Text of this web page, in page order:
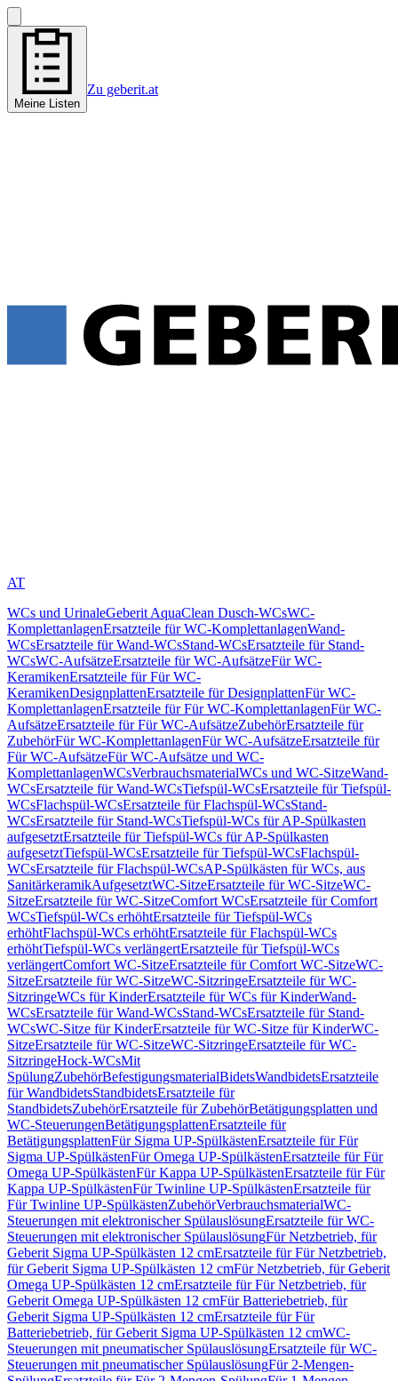
Meine Listen
Zu geberit.at
AT
WCs und UrinaleGeberit AquaClean Dusch-WCsWC-
KomplettanlagenErsatzteile für WC-KomplettanlagenWand-
WCsErsatzteile für Wand-WCsStand-WCsErsatzteile für Stand-
WCsWC-AufsätzeErsatzteile für WC-AufsätzeFür WC-
KeramikenErsatzteile für Für WC-
KeramikenDesignplattenErsatzteile für DesignplattenFür WC-
KomplettanlagenErsatzteile für Für WC-KomplettanlagenFür WC-
AufsätzeErsatzteile für Für WC-AufsätzeZubehörErsatzteile für
ZubehörFür WC-KomplettanlagenFür WC-AufsätzeErsatzteile für
Für WC-AufsätzeFür WC-Aufsätze und WC-
KomplettanlagenWCsVerbrauchsmaterialWCs und WC-SitzeWand-
WCsErsatzteile für Wand-WCsTiefspül-WCsErsatzteile für Tiefspül-
WCsFlachspül-WCsErsatzteile für Flachspül-WCsStand-
WCsErsatzteile für Stand-WCsTiefspül-WCs für AP-Spülkasten
aufgesetztErsatzteile für Tiefspül-WCs für AP-Spülkasten
aufgesetztTiefspül-WCsErsatzteile für Tiefspül-WCsFlachspül-
WCsErsatzteile für Flachspül-WCsAP-Spülkästen für WCs, aus
SanitärkeramikAufgesetztWC-SitzeErsatzteile für WC-SitzeWC-
SitzeErsatzteile für WC-SitzeComfort WCsErsatzteile für Comfort
WCsTiefspül-WCs erhöhtErsatzteile für Tiefspül-WCs
erhöhtFlachspül-WCs erhöhtErsatzteile für Flachspül-WCs
erhöhtTiefspül-WCs verlängertErsatzteile für Tiefspül-WCs
verlängertComfort WC-SitzeErsatzteile für Comfort WC-SitzeWC-
SitzeErsatzteile für WC-SitzeWC-SitzringeErsatzteile für WC-
SitzringeWCs für KinderErsatzteile für WCs für KinderWand-
WCsErsatzteile für Wand-WCsStand-WCsErsatzteile für Stand-
WCsWC-Sitze für KinderErsatzteile für WC-Sitze für KinderWC-
SitzeErsatzteile für WC-SitzeWC-SitzringeErsatzteile für WC-
SitzringeHock-WCsMit
SpülungZubehörBefestigungsmaterialBidetsWandbidetsErsatzteile
für WandbidetsStandbidetsErsatzteile für
StandbidetsZubehörErsatzteile für ZubehörBetätigungsplatten und
WC-SteuerungenBetätigungsplattenErsatzteile für
BetätigungsplattenFür Sigma UP-SpülkästenErsatzteile für Für
Sigma UP-SpülkästenFür Omega UP-SpülkästenErsatzteile für Für
Omega UP-SpülkästenFür Kappa UP-SpülkästenErsatzteile für Für
Kappa UP-SpülkästenFür Twinline UP-SpülkästenErsatzteile für
Für Twinline UP-SpülkästenZubehörVerbrauchsmaterialWC-
Steuerungen mit elektronischer SpülauslösungErsatzteile für WC-
Steuerungen mit elektronischer SpülauslösungFür Netzbetrieb, für
Geberit Sigma UP-Spülkästen 12 cmErsatzteile für Für Netzbetrieb,
für Geberit Sigma UP-Spülkästen 12 cmFür Netzbetrieb, für Geberit
Omega UP-Spülkästen 12 cmErsatzteile für Für Netzbetrieb, für
Geberit Omega UP-Spülkästen 12 cmFür Batteriebetrieb, für
Geberit Sigma UP-Spülkästen 12 cmErsatzteile für Für
Batteriebetrieb, für Geberit Sigma UP-Spülkästen 12 cmWC-
Steuerungen mit pneumatischer SpülauslösungErsatzteile für WC-
Steuerungen mit pneumatischer SpülauslösungFür 2-Mengen-